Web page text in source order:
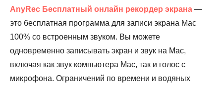
AnyRec Бесплатный онлайн рекордер экрана —
это бесплатная программа для записи экрана Mac
100% со встроенным звуком. Вы можете
одновременно записывать экран и звук на Mac,
включая как звук компьютера Mac, так и голос с
микрофона. Ограничений по времени и водяных